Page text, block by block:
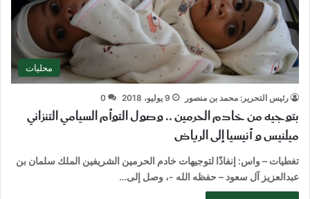
محليات
رئيس التحرير: محمد بن منصور 9 يوليو، 2018 0
بتوجيه من خادم الحرمين .. وصول التوأم السيامي التنزاني
ميلنيس و أنيسيا إلى الرياض
تغطيات – واس: إنفاذًا لتوجيهات خادم الحرمين الشريفين الملك سلمان بن
عبدالعزيز آل سعود – حفظه الله -، وصل إلى…